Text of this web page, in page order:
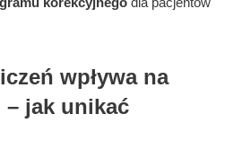
wpływa na
– jak unikać